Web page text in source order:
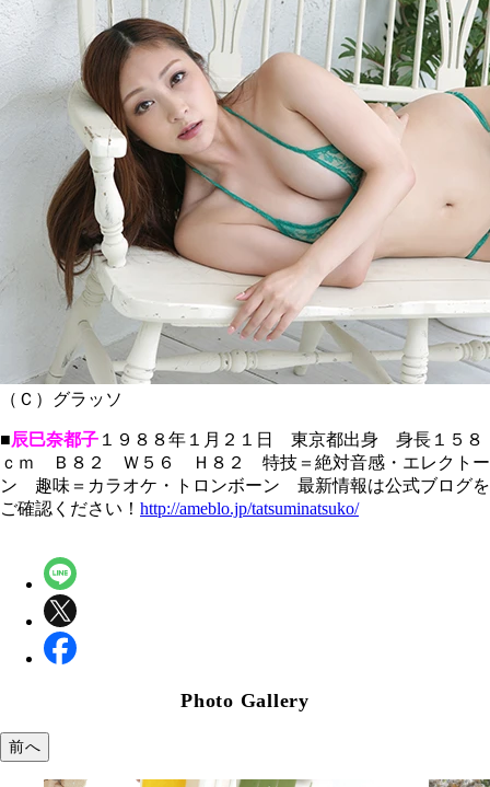
（Ｃ）グラッソ
■辰巳奈都子 １９８８年１月２１日 東京都出身 身長１５８
ｃｍ Ｂ８２ Ｗ５６ Ｈ８２ 特技＝絶対音感・エレクトー
ン 趣味＝カラオケ・トロンボーン 最新情報は公式ブログを
ご確認ください！ http://ameblo.jp/tatsuminatsuko/
Photo Gallery
前へ